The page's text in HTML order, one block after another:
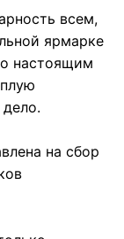
всем,
ярмарке
настоящим
на сбор